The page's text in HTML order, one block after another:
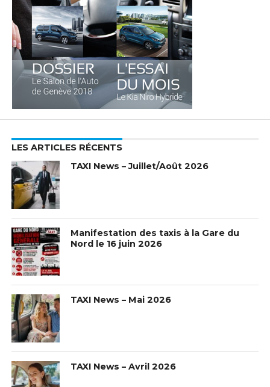
LES ARTICLES RÉCENTS
TAXI News – Juillet/Août 2026
Manifestation des taxis à la Gare du
Nord le 16 juin 2026
TAXI News – Mai 2026
TAXI News – Avril 2026